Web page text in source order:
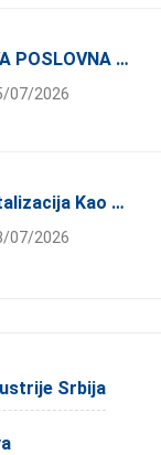
NOVA POSLOVNA PRILIKA ZA ČLANOVE KONFINDUSTRIJE SRBIJA: Izdavanje Moderne Industrijske Hale U Pančevu – 1.200 M² U Industrijskoj Zoni
07/2026
Digitalizacija Kao Pokretač Internacionalizacije
07/2026
Srbija